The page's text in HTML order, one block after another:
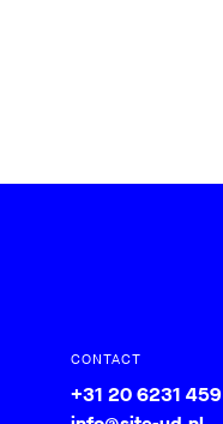
CONTACT
+31 20 6231 459